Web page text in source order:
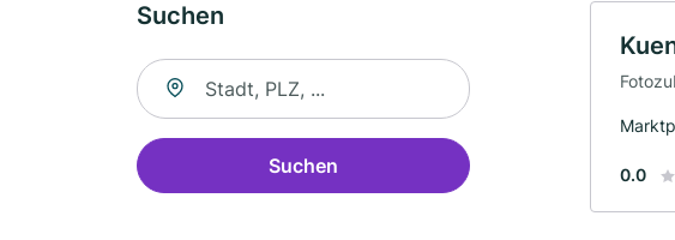
Suchen
Suche nach Ort
Suchen 0.0